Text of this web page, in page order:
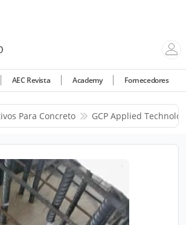
AEC Revista Academy Fornecedores
Para Concreto GCP Applied